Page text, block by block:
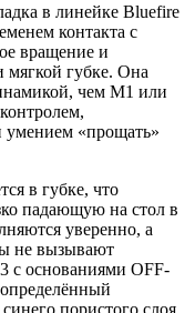
в линейке Bluefire
контакта с
вращение и
мягкой губке. Она
чем M1 или
умением «прощать»
в губке, что
падающую на стол в
уверенно, а
не вызывают
с основаниями OFF-
пористого слоя